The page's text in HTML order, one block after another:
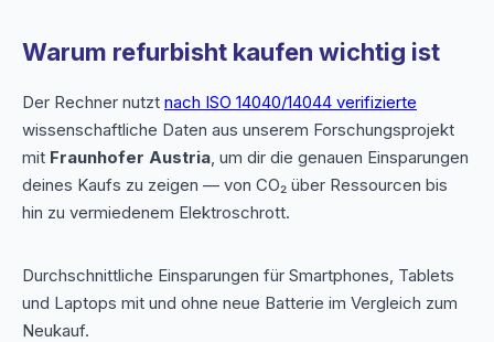
Warum refurbisht kaufen wichtig ist
Der Rechner nutzt nach ISO 14040/14044 verifizierte
wissenschaftliche Daten aus unserem Forschungsprojekt
mit Fraunhofer Austria, um dir die genauen Einsparungen
deines Kaufs zu zeigen — von CO₂ über Ressourcen bis
hin zu vermiedenem Elektroschrott.
Durchschnittliche Einsparungen für Smartphones, Tablets
und Laptops mit und ohne neue Batterie im Vergleich zum
Neukauf.